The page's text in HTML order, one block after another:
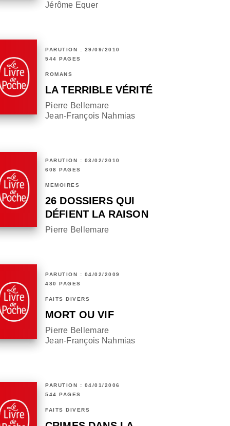
Jérôme Equer
PARUTION : 29/09/2010
544 PAGES
ROMANS
LA TERRIBLE VÉRITÉ
Pierre Bellemare
Jean-François Nahmias
PARUTION : 03/02/2010
608 PAGES
MÉMOIRES
26 DOSSIERS QUI
DÉFIENT LA RAISON
Pierre Bellemare
PARUTION : 04/02/2009
480 PAGES
FAITS DIVERS
MORT OU VIF
Pierre Bellemare
Jean-François Nahmias
PARUTION : 04/01/2006
544 PAGES
FAITS DIVERS